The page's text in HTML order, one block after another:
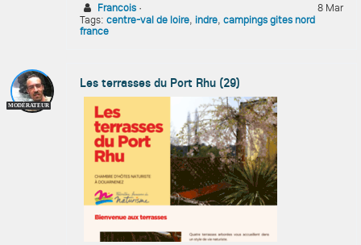
Francois 8 Mar
·
Tags: centre-val de loire, indre, campings gites nord
france
MODÉRATEUR
Les terrasses du Port Rhu (29)